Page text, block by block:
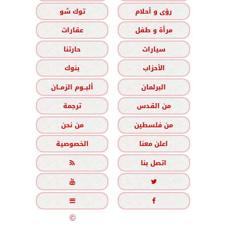
رؤى و أحلام
توك شو
مرأة و طفل
عقارات
سيارات
حارتنا
الأحزاب
بنوك
البرلمان
ألبــوم الزمــان
من القدس
ترجمة
من فلسطين
من نحن
اعلن معنا
الخصوصية
اتصل بنا





جميع الحقوق محفوظة©